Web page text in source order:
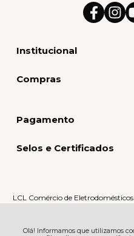
Olá! Informamos que utilizamos
Institucional
Compras
Pagamento
Selos e Certificados
LCL Comércio de
Serrarias -